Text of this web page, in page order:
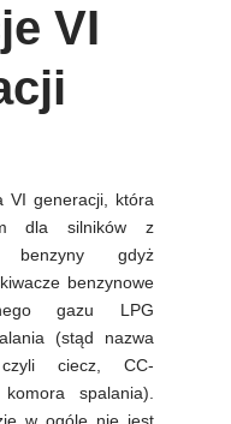
VI
VI generacji, która
dla silników z
benzyny gdyż
benzynowe
gazu LPG
(stąd nazwa
ciecz, CC-
spalania).